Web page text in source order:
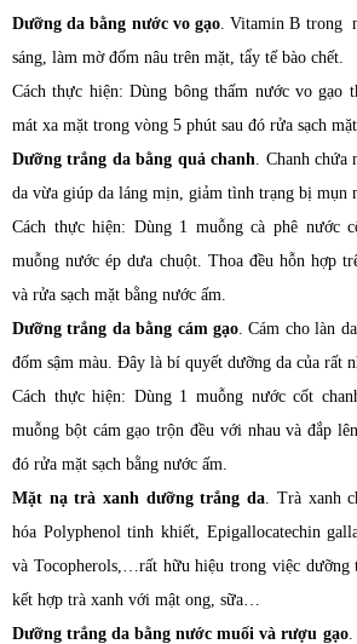
Dưỡng da bằng nước vo gạo . Vitamin B trong
sáng, làm mờ đốm nâu trên mặt, tẩy tế bào chết.
Cách thực hiện: Dùng bông thấm nước vo gạo
mát xa mặt trong vòng 5 phút sau đó rửa sạch
Dưỡng trắng da bằng quả chanh . Chanh
da vừa giúp da láng mịn, giảm tình trạng bị mụn
Cách thực hiện: Dùng 1 muỗng cà phê nước
muỗng nước ép dưa chuột. Thoa đều hỗn hợp
và rửa sạch mặt bằng nước ấm.
Dưỡng trắng da bằng cám gạo . Cám cho làn
đốm sậm màu. Đây là bí quyết dưỡng da của rất
Cách thực hiện: Dùng 1 muỗng nước cốt
muỗng bột cám gạo trộn đều với nhau và đắp
đó rửa mặt sạch bằng nước ấm.
Mặt nạ trà xanh dưỡng trắng da . Trà xanh
hóa Polyphenol tinh khiết, Epigallocatechin
và Tocopherols,…rất hữu hiệu trong việc dưỡng
kết hợp trà xanh với mật ong, sữa…
Dưỡng trắng da bằng nước muối và rượu gạo.